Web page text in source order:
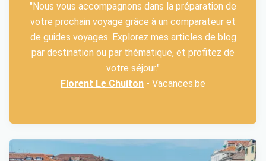
"Nous vous accompagnons dans la préparation de
votre prochain voyage grâce à un comparateur et
de guides voyages. Explorez mes articles de blog
par destination ou par thématique, et profitez de
votre séjour."
Florent Le Chuiton - Vacances.be